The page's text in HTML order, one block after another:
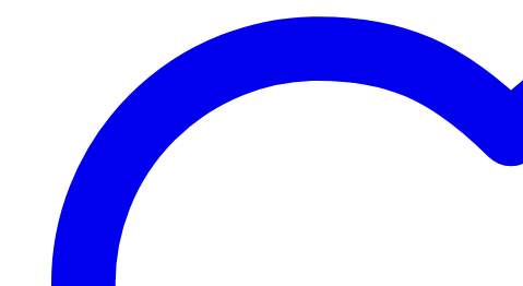
supported audio formats:
mp3, WAV, AIFF, Audio-CD, FLAC, Ogg Vorbis, non-DRM AAC
supported drivers:
Core Audio, WASAPI, ASIO, DirectSound